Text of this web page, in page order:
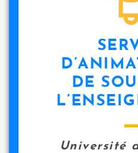
DE
Université